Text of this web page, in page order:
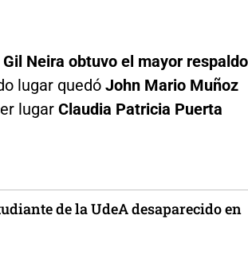
Neira obtuvo el mayor respaldo
lugar quedó John Mario Muñoz
lugar Claudia Patricia Puerta
de la UdeA desaparecido en